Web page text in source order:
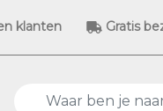
klanten Gratis